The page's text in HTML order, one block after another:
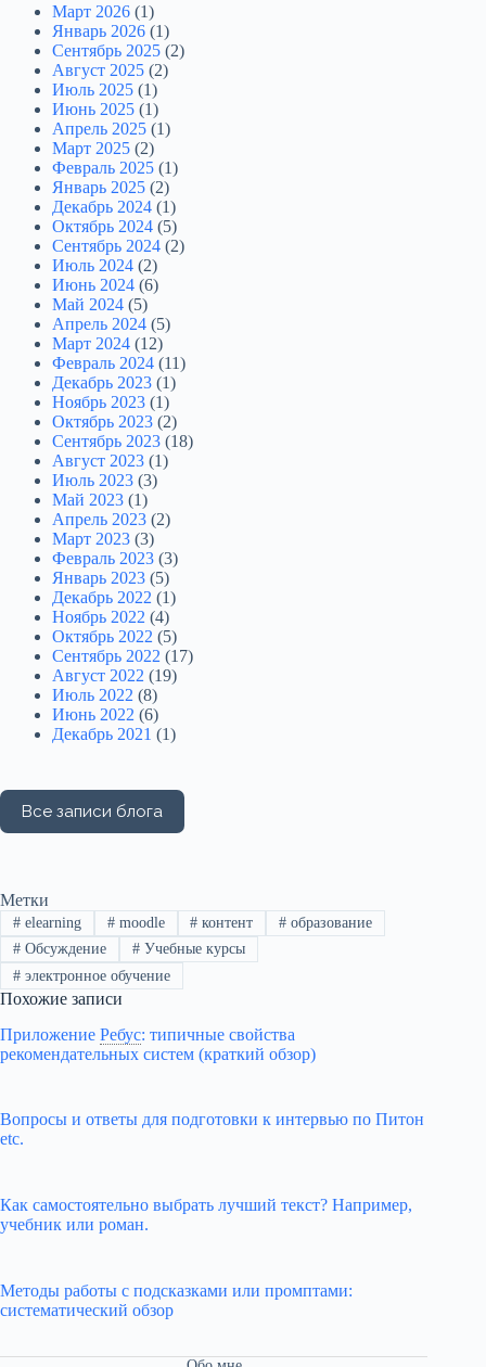
Март 2026 (1)
Январь 2026 (1)
Сентябрь 2025 (2)
Август 2025 (2)
Июль 2025 (1)
Июнь 2025 (1)
Апрель 2025 (1)
Март 2025 (2)
Февраль 2025 (1)
Январь 2025 (2)
Декабрь 2024 (1)
Октябрь 2024 (5)
Сентябрь 2024 (2)
Июль 2024 (2)
Июнь 2024 (6)
Май 2024 (5)
Апрель 2024 (5)
Март 2024 (12)
Февраль 2024 (11)
Декабрь 2023 (1)
Ноябрь 2023 (1)
Октябрь 2023 (2)
Сентябрь 2023 (18)
Август 2023 (1)
Июль 2023 (3)
Май 2023 (1)
Апрель 2023 (2)
Март 2023 (3)
Февраль 2023 (3)
Январь 2023 (5)
Декабрь 2022 (1)
Ноябрь 2022 (4)
Октябрь 2022 (5)
Сентябрь 2022 (17)
Август 2022 (19)
Июль 2022 (8)
Июнь 2022 (6)
Декабрь 2021 (1)
Метки
#elearning #moodle # контент # образование
#Обсуждение #Учебные курсы
#электронное обучение
Похожие записи
Приложение Ребус: типичные свойства
рекомендательных систем (краткий обзор)
Вопросы и ответы для подготовки к интервью по Питон
etc.
Как самостоятельно выбрать лучший текст? Например,
учебник или роман.
Методы работы с подсказками или промптами:
систематический обзор